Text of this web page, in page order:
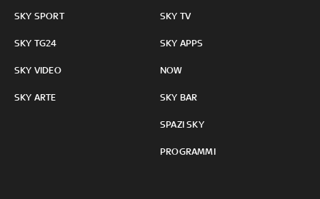
SKY SPORT
SKY TG24
SKY VIDEO
SKY ARTE
SKY TV
SKY APPS
NOW
SKY BAR
SPAZI SKY
PROGRAMMI